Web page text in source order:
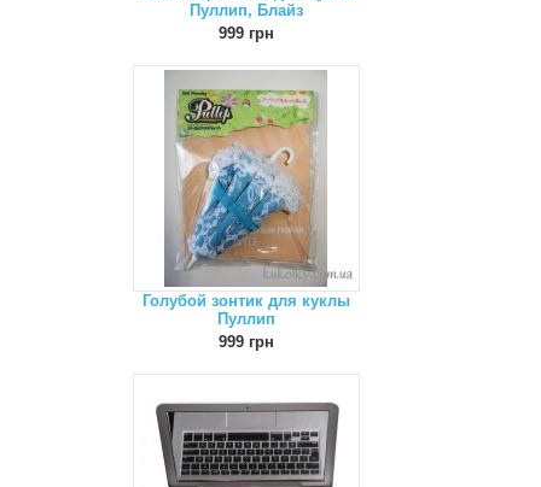
Пуллип, Блайз
999 грн
Голубой зонтик для куклы
Пуллип
999 грн